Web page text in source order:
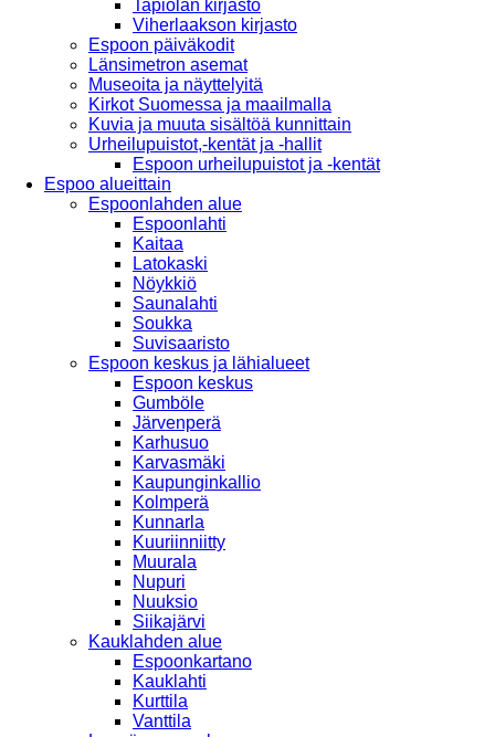
Tapiolan kirjasto
Viherlaakson kirjasto
Espoon päiväkodit
Länsimetron asemat
Museoita ja näyttelyitä
Kirkot Suomessa ja maailmalla
Kuvia ja muuta sisältöä kunnittain
Urheilupuistot,-kentät ja -hallit
Espoon urheilupuistot ja -kentät
Espoo alueittain
Espoonlahden alue
Espoonlahti
Kaitaa
Latokaski
Nöykkiö
Saunalahti
Soukka
Suvisaaristo
Espoon keskus ja lähialueet
Espoon keskus
Gumböle
Järvenperä
Karhusuo
Karvasmäki
Kaupunginkallio
Kolmperä
Kunnarla
Kuuriinniitty
Muurala
Nupuri
Nuuksio
Siikajärvi
Kauklahden alue
Espoonkartano
Kauklahti
Kurttila
Vanttila